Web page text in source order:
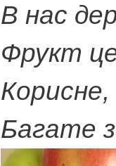
В нас
Фрукт
Багате